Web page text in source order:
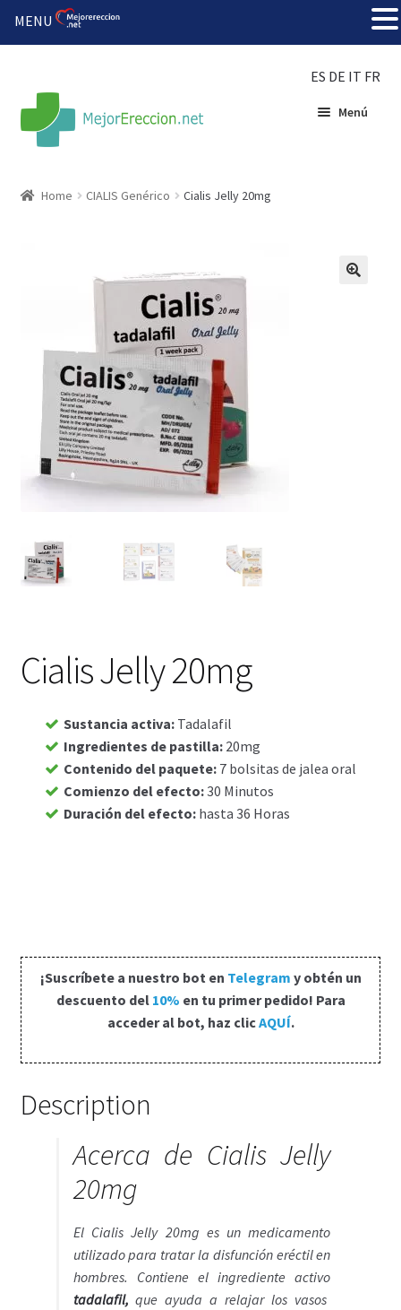
ES DE IT FR
Menú
Super amoureux
Viaje romántico.
Faire la fête
Comment choisir?
Base de datos de productos
Verifica el Estado de tu Pedido
Blog
Blog
Formas de envío
Formas de pago
Preguntas frecuentes
Home CIALIS Genérico Cialis Jelly 20mg
Cialis Jelly 20mg
Sustancia activa: Tadalafil
Ingredientes de pastilla: 20mg
Contenido del paquete: 7 bolsitas de jalea oral
Comienzo del efecto:30 Minutos
Duración del efecto: hasta 36 Horas
¡Suscríbete a nuestro bot en Telegram y obtén un
descuento del 10% en tu primer pedido! Para
acceder al bot, haz clicAQUÍ.
Description
Acerca de Cialis Jelly
20mg
El Cialis Jelly 20mg es un medicamento
utilizado para tratar la disfunción eréctil en
hombres. Contiene el ingrediente activo
tadalafil, que ayuda a relajar los vasos
MENU